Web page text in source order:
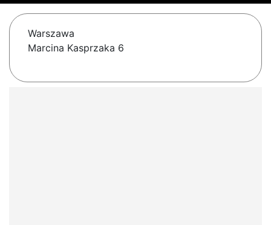
Warszawa
Marcina Kasprzaka 6